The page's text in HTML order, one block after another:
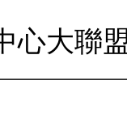
心大